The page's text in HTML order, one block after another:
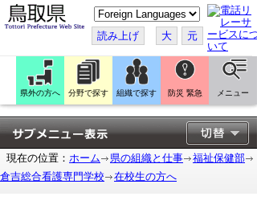
こ
の
ペ
ー
ジ
翻
訳
す
る
読み上げ 大 元
県外の方へ 分野で探す 組織で探す 防災 緊急 メニュー
現在の位置： ホーム 県の組織と仕事
福祉保健部
倉吉総合看護専門学校
在校生の方へ